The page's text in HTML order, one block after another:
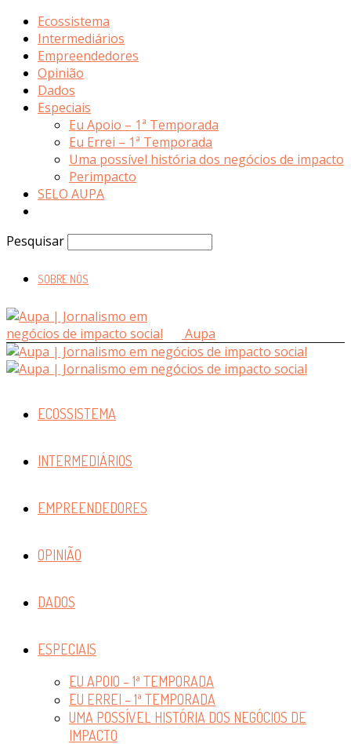
Ecossistema
Intermediários
Empreendedores
Opinião
Dados
Especiais
Eu Apoio – 1ª Temporada
Eu Errei – 1ª Temporada
Uma possível história dos negócios de impacto
Perimpacto
SELO AUPA
Pesquisar
SOBRE NÓS
Aupa
ECOSSISTEMA
INTERMEDIÁRIOS
EMPREENDEDORES
OPINIÃO
DADOS
ESPECIAIS
EU APOIO – 1ª TEMPORADA
EU ERREI – 1ª TEMPORADA
UMA POSSÍVEL HISTÓRIA DOS NEGÓCIOS DE
IMPACTO